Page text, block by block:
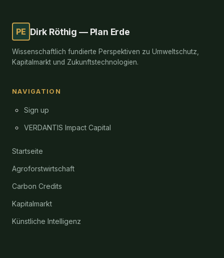
PE Dirk Röthig — Plan Erde
Wissenschaftlich fundierte Perspektiven zu Umweltschutz,
Kapitalmarkt und Zukunftstechnologien.
NAVIGATION
Sign up
VERDANTIS Impact Capital
Startseite
Agroforstwirtschaft
Carbon Credits
Kapitalmarkt
Künstliche Intelligenz